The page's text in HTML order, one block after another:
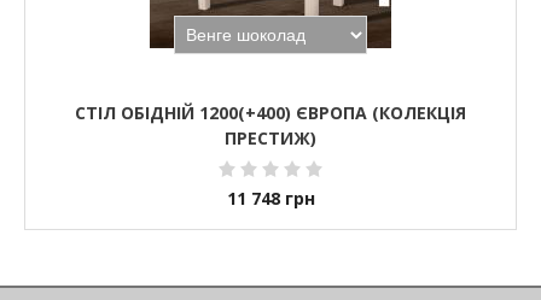
СТІЛ ОБІДНІЙ 1200(+400) ЄВРОПА (КОЛЕКЦІЯ
ПРЕСТИЖ)
11 748 грн